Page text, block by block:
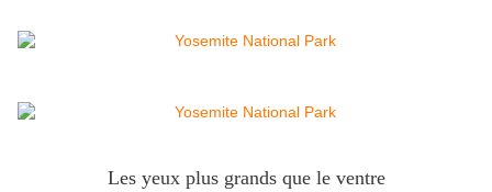
Les yeux plus grands que le ventre